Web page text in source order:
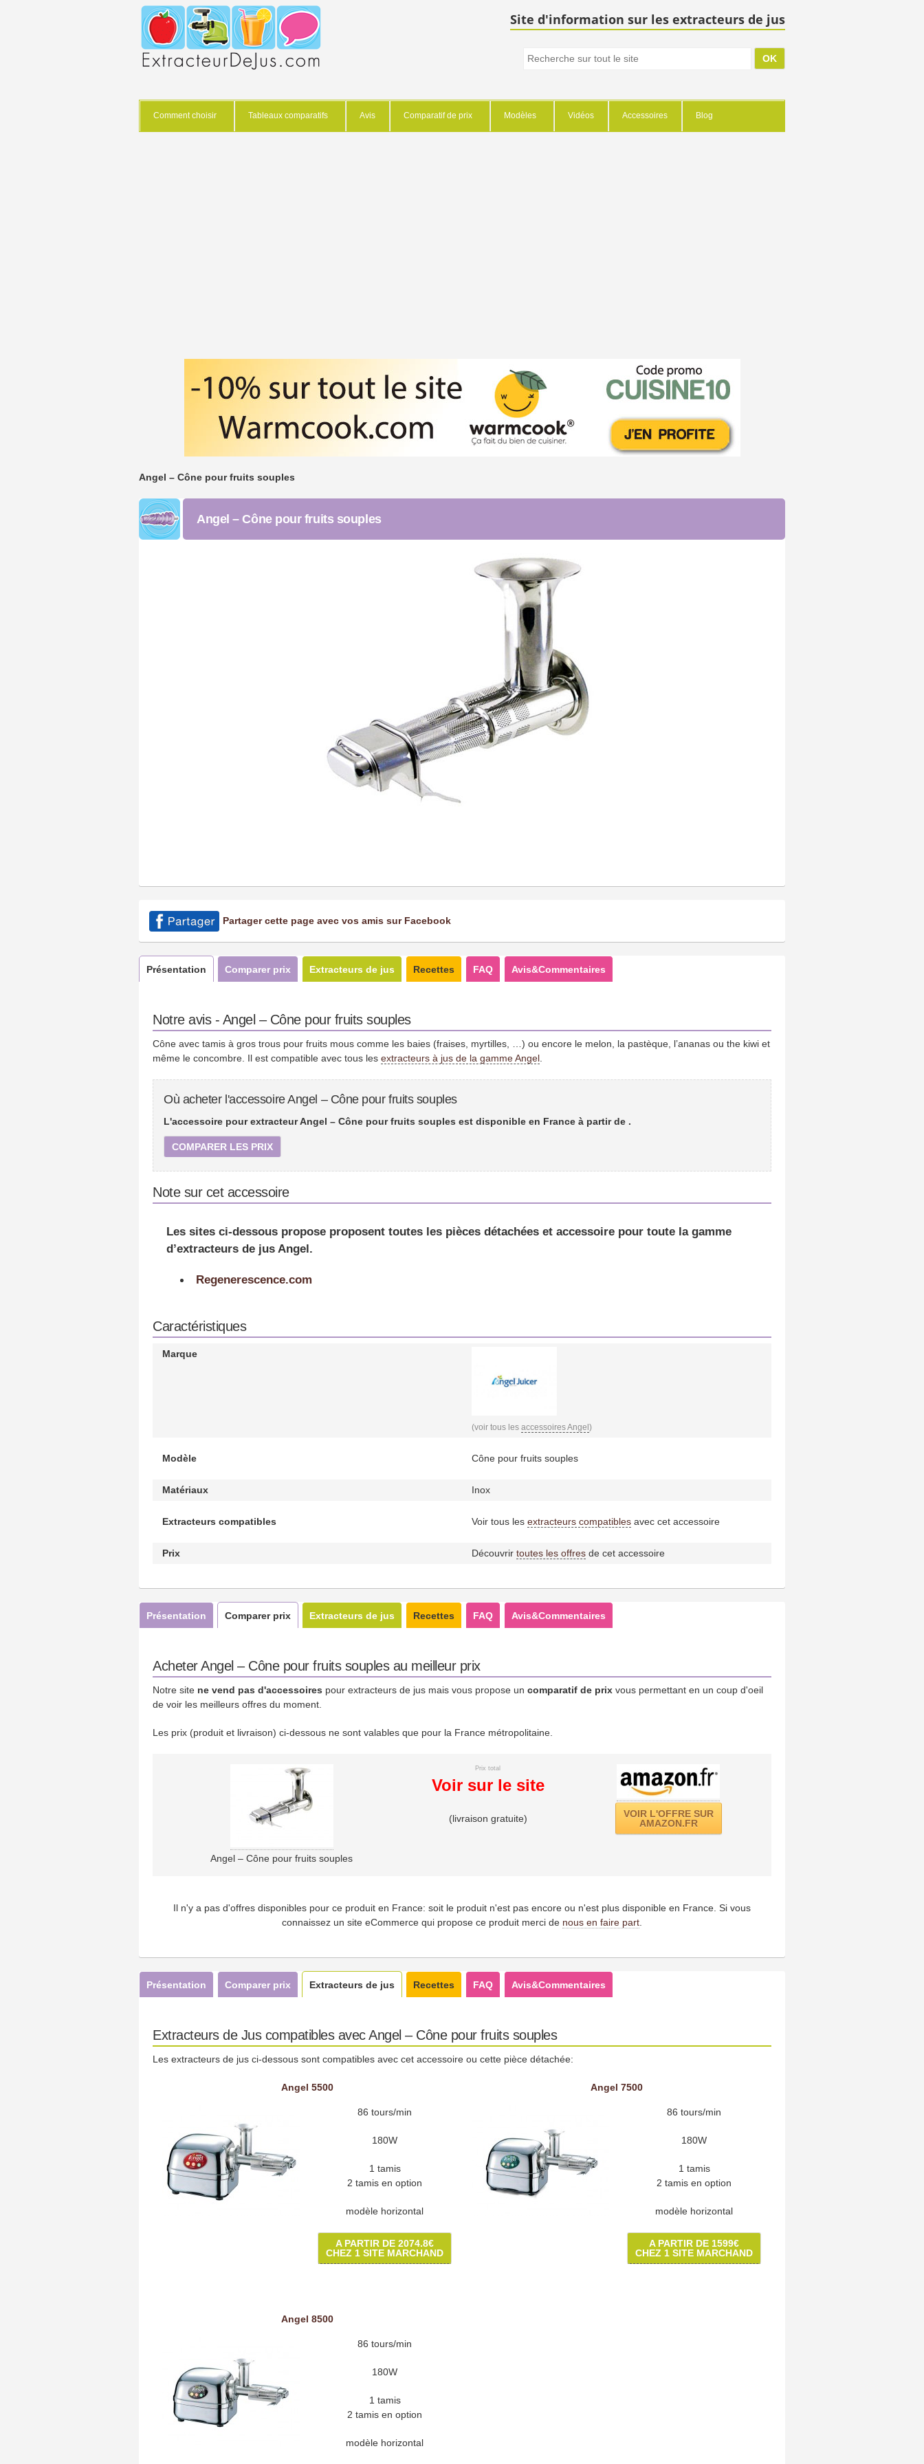
Site d'information sur les extracteurs de jus
Comment choisir Tableaux comparatifs Avis Comparatif de prix Modèles Vidéos Accessoires Blog
Angel – Cône pour fruits souples
Angel – Cône pour fruits souples
Partager cette page avec vos amis sur Facebook
Présentation Comparer prix Extracteurs de jus Recettes FAQ Avis&Commentaires
Notre avis - Angel – Cône pour fruits souples
Cône avec tamis à gros trous pour fruits mous comme les baies (fraises, myrtilles, …) ou encore le melon, la pastèque, l’ananas ou the kiwi et
même le concombre. Il est compatible avec tous les extracteurs à jus de la gamme Angel
Où acheter l'accessoire Angel – Cône pour fruits souples
L'accessoire pour extracteur Angel – Cône pour fruits souples est disponible en France à partir de .
COMPARER LES PRIX
Note sur cet accessoire
Les sites ci-dessous propose proposent toutes les pièces détachées et accessoire pour toute la gamme
d’extracteurs de jus Angel.
Regenerescence.com
Caractéristiques
Marque
(voir tous les accessoires Angel )
Modèle Cône pour fruits souples
Matériaux Inox
Extracteurs compatibles Voir tous les extracteurs compatiblesavec cet accessoire
Prix Découvrir toutes les offresde cet accessoire
Présentation Comparer prix Extracteurs de jus Recettes FAQ Avis&Commentaires
Acheter Angel – Cône pour fruits souples au meilleur prix
Notre site ne vend pas d'accessoires pour extracteurs de jus mais vous propose un comparatif de prix vous permettant en un coup d'oeil
de voir les meilleurs offres du moment.
Les prix (produit et livraison) ci-dessous ne sont valables que pour la France métropolitaine.
Angel – Cône pour fruits souples
Prix total
Voir sur le site
(livraison gratuite)
VOIR L'OFFRE SUR
AMAZON.FR
Il n'y a pas d'offres disponibles pour ce produit en France: soit le produit n'est pas encore ou n'est plus disponible en France. Si vous
connaissez un site eCommerce qui propose ce produit merci de nous en faire part
Présentation Comparer prix Extracteurs de jus Recettes FAQ Avis&Commentaires
Extracteurs de Jus compatibles avec Angel – Cône pour fruits souples
Les extracteurs de jus ci-dessous sont compatibles avec cet accessoire ou cette pièce détachée:
Angel 5500
86 tours/min
180W
1 tamis
2 tamis en option
modèle horizontal
A PARTIR DE 2074.8€
CHEZ 1 SITE MARCHAND
Angel 7500
86 tours/min
180W
1 tamis
2 tamis en option
modèle horizontal
A PARTIR DE 1599€
CHEZ 1 SITE MARCHAND
Angel 8500
86 tours/min
180W
1 tamis
2 tamis en option
modèle horizontal